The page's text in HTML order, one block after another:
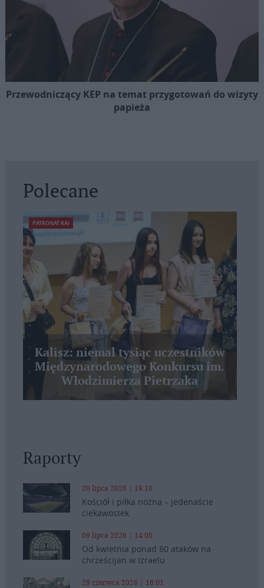
Przewodniczący KEP na temat przygotowań do wizyty
papieża
Polecane
PATRONAT KAI
Kalisz: niemal tysiąc uczestników
Międzynarodowego Konkursu im.
Włodzimierza Pietrzaka
Raporty
20 lipca 2026 | 19:10
Kościół i piłka nożna – jedenaście
ciekawostek
09 lipca 2026 | 14:00
Od kwietnia ponad 80 ataków na
chrześcijan w Izraelu
29 czerwca 2026 | 16:01